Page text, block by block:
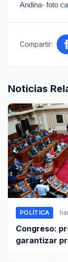
Andina- foto
Compartir:
Noticias
POLÍTICA
Congreso:
garantizar